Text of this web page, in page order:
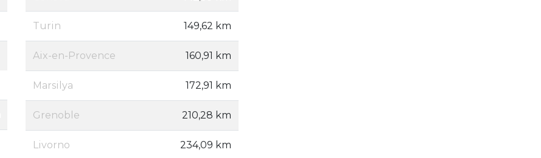
Turin 149,62 km
Aix-en-Provence 160,91 km
Marsilya 172,91 km
Grenoble 210,28 km
Livorno 234,09 km